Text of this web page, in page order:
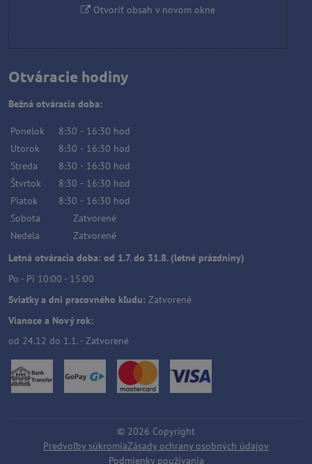
Otvoriť obsah v novom okne
Otváracie hodiny
Bežná otváracia doba:
Ponelok 8:30 - 16:30 hod
Utorok
8:30 - 16:30 hod
Streda
8:30 - 16:30 hod
Štvrtok
8:30 - 16:30 hod
Piatok
8:30 - 16:30 hod
Sobota
Zatvorené
Nedela
Zatvorené
Letná otváracia doba: od 1.7. do 31.8. (letné prázdniny)
Po - Pi 10:00 - 15:00
Sviatky a dni pracovného kľudu: Zatvorené
Vianoce a Nový rok:
od 24.12 do 1.1. - Zatvorené
© 2026 Copyright
Predvoľby súkromiaZásady ochrany osobných údajov
Podmienky používania